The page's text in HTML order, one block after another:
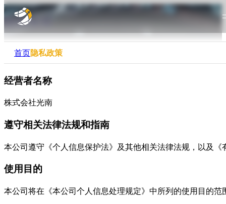
隐私政策
首页隐私政策
经营者名称
株式会社光南
遵守相关法律法规和指南
本公司遵守《个人信息保护法》及其他相关法律法规，以及
使用目的
本公司将在《本公司个人信息处理规定》中所列的使用目的范